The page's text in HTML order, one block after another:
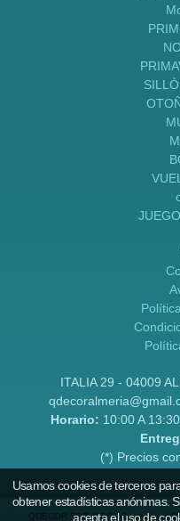
ITALIA 29 - 04009
Horario: 10:00 A
(*) Precios
QDECOR FOR KIDS- Copyright ©
Usamos cookies de terceros
obtener estadísticas anónimas.
acepta el uso de